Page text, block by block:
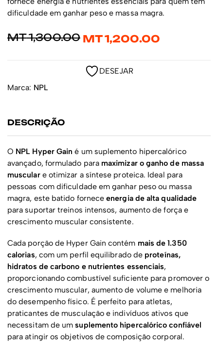
dificuldade em ganhar peso e massa magra.
MT1,300.00 MT1,200.00
DESEJAR
Marca: NPL
DESCRIÇÃO
O NPL Hyper Gain é um suplemento hipercalórico
avançado, formulado para maximizar o ganho de massa
musculare otimizar a síntese proteica. Ideal para
pessoas com dificuldade em ganhar peso ou massa
magra, este batido forneceenergia de alta qualidade
para suportar treinos intensos, aumento de força e
crescimento muscular consistente.
Cada porção de Hyper Gain contém mais de 1.350
calorias, com um perfil equilibrado de proteínas,
hidratos de carbono e nutrientes essenciais,
proporcionando combustível suficiente para promover o
crescimento muscular, aumento de volume e melhoria
do desempenho físico. É perfeito para atletas,
praticantes de musculação e indivíduos ativos que
necessitam de umsuplemento hipercalórico confiável
para atingir os objetivos de composição corporal.